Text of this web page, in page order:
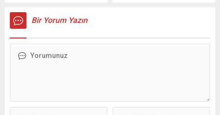
Ankara’daki evinde hayatını
kaybeden oyuncu, Tiyatrocu
baba Mirası” adlı sinema
Bir Yorum Yazın